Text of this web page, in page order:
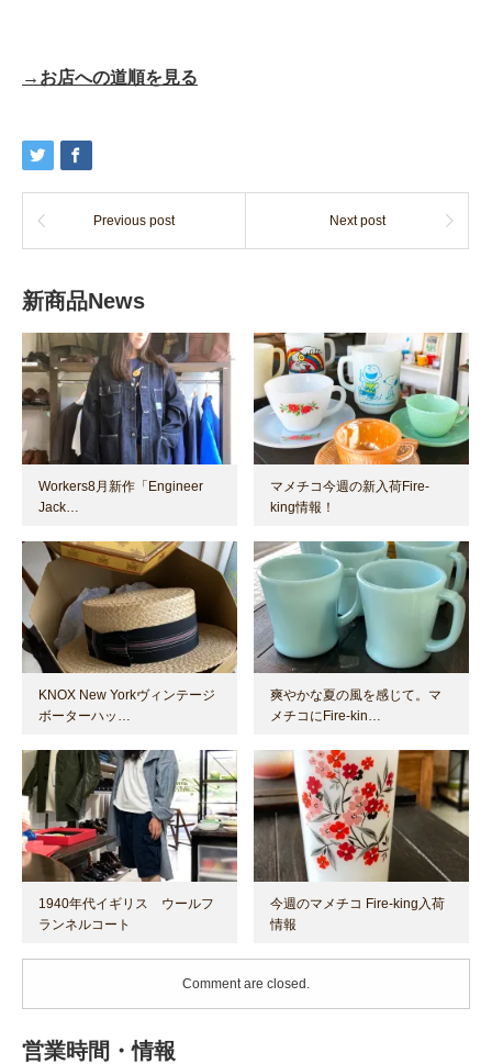
→お店への道順を見る
Previous post Next post
新商品News
Workers8月新作「Engineer
Jack…
マメチコ今週の新入荷Fire-
king情報！
KNOX New Yorkヴィンテージ
ボーターハッ…
爽やかな夏の風を感じて。マ
メチコにFire-kin…
1940年代イギリス ウールフ
ランネルコート
今週のマメチコ Fire-king入荷
情報
Comment are closed.
営業時間・情報